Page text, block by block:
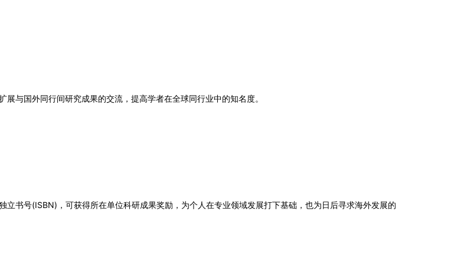
与国外同行间研究成果的交流，提高学者在全球同行业中的知名度。
立书号(ISBN) ，可获得所在单位科研成果奖励，为个人在专业领域发展打下基础，也为日后寻求海外发展的